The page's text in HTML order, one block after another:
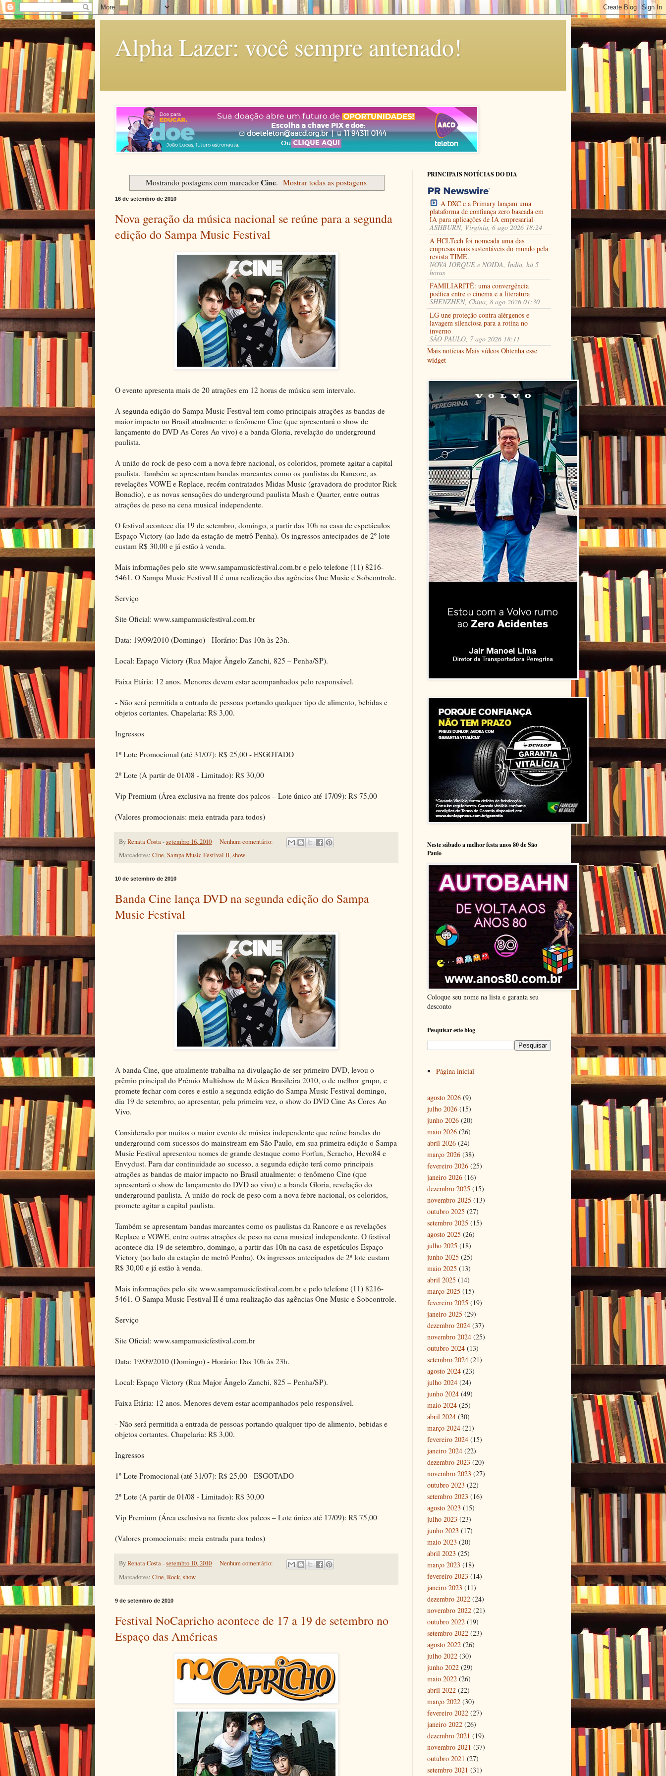
Alpha Lazer: você sempre antenado!
Mostrando postagens com marcador Cine. Mostrar todas as postagens
16 de setembro de 2010
Nova geração da música nacional se reúne para a segunda
edição do Sampa Music Festival
O evento apresenta mais de 20 atrações em 12 horas de música sem intervalo.
A segunda edição do Sampa Music Festival tem como principais atrações as bandas de
maior impacto no Brasil atualmente: o fenômeno Cine (que apresentará o show de
lançamento do DVD As Cores Ao vivo) e a banda Gloria, revelação do underground
paulista.
A união do rock de peso com a nova febre nacional, os coloridos, promete agitar a capital
paulista. Também se apresentam bandas marcantes como os paulistas da Rancore, as
revelações VOWE e Replace, recém contratados Midas Music (gravadora do produtor Rick
Bonadio), e as novas sensações do underground paulista Mash e Quarter, entre outras
atrações de peso na cena musical independente.
O festival acontece dia 19 de setembro, domingo, a partir das 10h na casa de espetáculos
Espaço Victory (ao lado da estação de metrô Penha). Os ingressos antecipados de 2º lote
custam R$ 30,00 e já estão à venda.
Mais informações pelo site www.sampamusicfestival.com.br e pelo telefone (11) 8216-
5461. O Sampa Music Festival II é uma realização das agências One Music e Sobcontrole.
Serviço
Site Oficial: www.sampamusicfestival.com.br
Data: 19/09/2010 (Domingo) - Horário: Das 10h às 23h.
Local: Espaço Victory (Rua Major Ângelo Zanchi, 825 – Penha/SP).
Faixa Etária: 12 anos. Menores devem estar acompanhados pelo responsável.
- Não será permitida a entrada de pessoas portando qualquer tipo de alimento, bebidas e
objetos cortantes. Chapelaria: R$ 3,00.
Ingressos
1º Lote Promocional (até 31/07): R$ 25,00 - ESGOTADO
2º Lote (A partir de 01/08 - Limitado): R$ 30,00
Vip Premium (Área exclusiva na frente dos palcos – Lote único até 17/09): R$ 75,00
(Valores promocionais: meia entrada para todos)
ByRenata Costa-setembro 16, 2010
Nenhum comentário:
Marcadores: Cine,Sampa Music Festival II,show
10 de setembro de 2010
Banda Cine lança DVD na segunda edição do Sampa
Music Festival
A banda Cine, que atualmente trabalha na divulgação de ser primeiro DVD, levou o
prêmio principal do Prêmio Multishow de Música Brasileira 2010, o de melhor grupo, e
promete fechar com cores e estilo a segunda edição do Sampa Music Festival domingo,
dia 19 de setembro, ao apresentar, pela primeira vez, o show do DVD Cine As Cores Ao
Vivo.
Considerado por muitos o maior evento de música independente que reúne bandas do
underground com sucessos do mainstream em São Paulo, em sua primeira edição o Sampa
Music Festival apresentou nomes de grande destaque como Forfun, Scracho, Hevo84 e
Envydust. Para dar continuidade ao sucesso, a segunda edição terá como principais
atrações as bandas de maior impacto no Brasil atualmente: o fenômeno Cine (que
apresentará o show de lançamento do DVD ao vivo) e a banda Gloria, revelação do
underground paulista. A união do rock de peso com a nova febre nacional, os coloridos,
promete agitar a capital paulista.
Também se apresentam bandas marcantes como os paulistas da Rancore e as revelações
Replace e VOWE, entre outras atrações de peso na cena musical independente. O festival
acontece dia 19 de setembro, domingo, a partir das 10h na casa de espetáculos Espaço
Victory (ao lado da estação de metrô Penha). Os ingressos antecipados de 2º lote custam
R$ 30,00 e já estão à venda.
Mais informações pelo site www.sampamusicfestival.com.br e pelo telefone (11) 8216-
5461. O Sampa Music Festival II é uma realização das agências One Music e Sobcontrole.
Serviço
Site Oficial: www.sampamusicfestival.com.br
Data: 19/09/2010 (Domingo) - Horário: Das 10h às 23h.
Local: Espaço Victory (Rua Major Ângelo Zanchi, 825 – Penha/SP).
Faixa Etária: 12 anos. Menores devem estar acompanhados pelo responsável.
- Não será permitida a entrada de pessoas portando qualquer tipo de alimento, bebidas e
objetos cortantes. Chapelaria: R$ 3,00.
Ingressos
1º Lote Promocional (até 31/07): R$ 25,00 - ESGOTADO
2º Lote (A partir de 01/08 - Limitado): R$ 30,00
Vip Premium (Área exclusiva na frente dos palcos – Lote único até 17/09): R$ 75,00
(Valores promocionais: meia entrada para todos)
ByRenata Costa-setembro 10, 2010
Nenhum comentário:
Marcadores: Cine,Rock,show
9 de setembro de 2010
Festival NoCapricho acontece de 17 a 19 de setembro no
Espaço das Américas
PRINCIPAIS NOTÍCIAS DO DIA
A DXC e a Primary lançam uma
plataforma de confiança zero baseada em
IA para aplicações de IA empresarial
ASHBURN, Virgínia, 6 ago 2026 18:24
A HCLTech foi nomeada uma das
empresas mais sustentáveis do mundo pela
revista TIME.
NOVA IORQUE e NOIDA, Índia, há 5
horas
FAMILIARITÉ: uma convergência
poética entre o cinema e a literatura
SHENZHEN, China, 8 ago 2026 01:30
LG une proteção contra alérgenos e
lavagem silenciosa para a rotina no
inverno
SÃO PAULO, 7 ago 2026 18:11
Mais notícias Mais vídeos Obtenha esse
widget
Neste sábado a melhor festa anos 80 de São
Paulo
Coloque seu nome na lista e garanta seu
desconto
Pesquisar este blog
Página inicial
agosto 2026 (9)
julho 2026 (15)
junho 2026 (20)
maio 2026 (26)
abril 2026 (24)
março 2026 (38)
fevereiro 2026 (25)
janeiro 2026 (16)
dezembro 2025 (15)
novembro 2025 (13)
outubro 2025 (27)
setembro 2025 (15)
agosto 2025 (26)
julho 2025 (18)
junho 2025 (25)
maio 2025 (13)
abril 2025 (14)
março 2025 (15)
fevereiro 2025 (19)
janeiro 2025 (29)
dezembro 2024 (37)
novembro 2024 (25)
outubro 2024 (13)
setembro 2024 (21)
agosto 2024 (23)
julho 2024 (24)
junho 2024 (49)
maio 2024 (25)
abril 2024 (30)
março 2024 (21)
fevereiro 2024 (15)
janeiro 2024 (22)
dezembro 2023 (20)
novembro 2023 (27)
outubro 2023 (22)
setembro 2023 (16)
agosto 2023 (15)
julho 2023 (23)
junho 2023 (17)
maio 2023 (20)
abril 2023 (25)
março 2023 (18)
fevereiro 2023 (14)
janeiro 2023 (11)
dezembro 2022 (24)
novembro 2022 (21)
outubro 2022 (19)
setembro 2022 (23)
agosto 2022 (26)
julho 2022 (30)
junho 2022 (29)
maio 2022 (26)
abril 2022 (22)
março 2022 (30)
fevereiro 2022 (27)
janeiro 2022 (26)
dezembro 2021 (19)
novembro 2021 (37)
outubro 2021 (27)
setembro 2021 (31)